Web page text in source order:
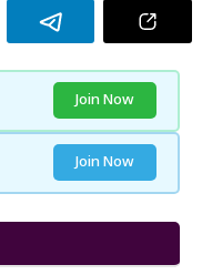
Join Now
Join Now